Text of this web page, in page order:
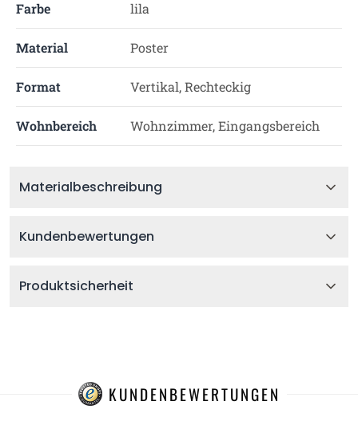
Farbe lila
Material Poster
Format Vertikal, Rechteckig
Wohnbereich Wohnzimmer, Eingangsbereich
Materialbeschreibung
Kundenbewertungen
Produktsicherheit
KUNDENBEWERTUNGEN